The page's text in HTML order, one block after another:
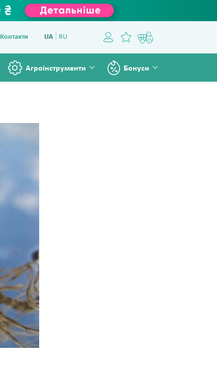
Контакти UA RU
Агроінструменти Бонуси